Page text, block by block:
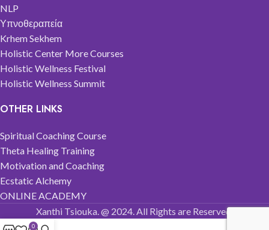
NLP
Υπνοθεραπεία
Krhem Sekhem
Holistic Center More Courses
Holistic Wellness Festival
Holistic Wellness Summit
OTHER LINKS
Spiritual Coaching Course
Theta Healing Training
Motivation and Coaching
Ecstatic Alchemy
ONLINE ACADEMY
Xanthi Tsiouka. @ 2024. All Rights are Reserved.
0